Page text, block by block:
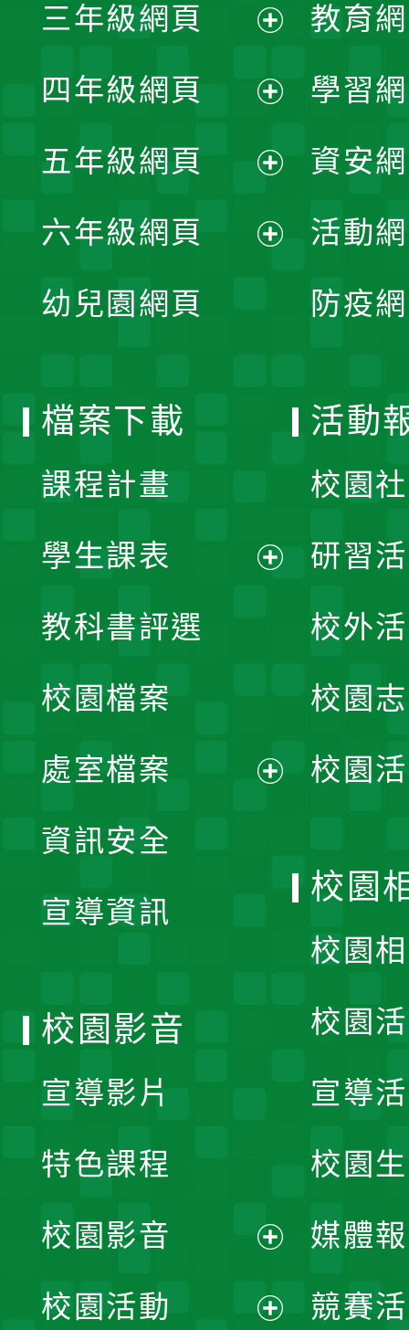
選
單
開
選
單
三年級網頁
開
選
單
四年級網頁
開
選
五年級網頁
開
六年級網頁
幼兒園網頁
教育
學習
資安
活動
防疫
檔案下載
課程計畫
學生課表
單
教科書評選
校園檔案
處室檔案
資訊安全
宣導資訊
活動
校園
研習
校外
校園
校園
校園
校園
校園
宣導
校園
媒體
競賽
校園影音
宣導影片
特色課程
校園影音
校園活動